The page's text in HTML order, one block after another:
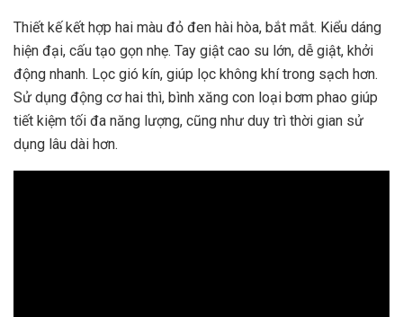
Thiết kế kết hợp hai màu đỏ đen hài hòa, bắt mắt. Kiểu dáng
hiện đại, cấu tạo gọn nhẹ. Tay giật cao su lớn, dễ giật, khởi
động nhanh. Lọc gió kín, giúp lọc không khí trong sạch hơn.
Sử dụng động cơ hai thì, bình xăng con loại bơm phao giúp
tiết kiệm tối đa năng lượng, cũng như duy trì thời gian sử
dụng lâu dài hơn.